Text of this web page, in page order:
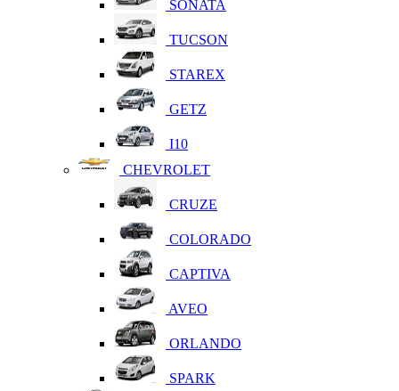
SONATA
TUCSON
STAREX
GETZ
I10
CHEVROLET
CRUZE
COLORADO
CAPTIVA
AVEO
ORLANDO
SPARK